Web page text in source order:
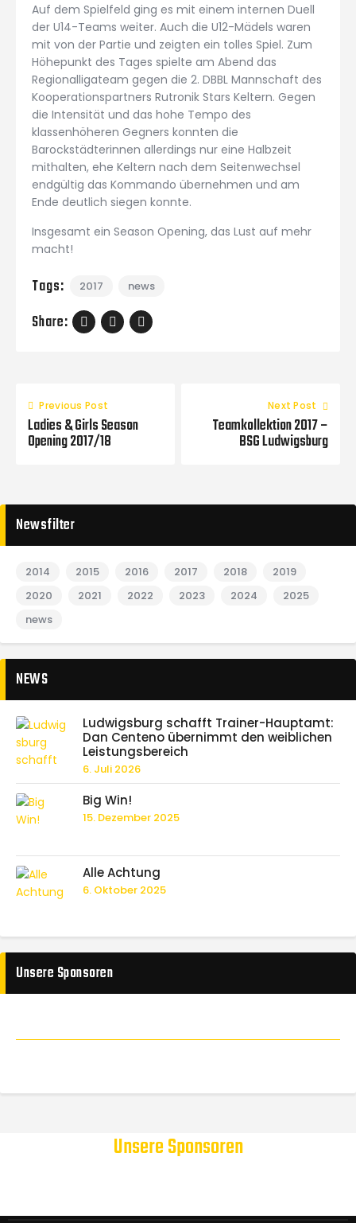
Auf dem Spielfeld ging es mit einem internen Duell
der U14-Teams weiter. Auch die U12-Mädels waren
mit von der Partie und zeigten ein tolles Spiel. Zum
Höhepunkt des Tages spielte am Abend das
Regionalligateam gegen die 2. DBBL Mannschaft des
Kooperationspartners Rutronik Stars Keltern. Gegen
die Intensität und das hohe Tempo des
klassenhöheren Gegners konnten die
Barockstädterinnen allerdings nur eine Halbzeit
mithalten, ehe Keltern nach dem Seitenwechsel
endgültig das Kommando übernehmen und am
Ende deutlich siegen konnte.
Insgesamt ein Season Opening, das Lust auf mehr
macht!
Tags: 2017 news
Share:
Previous Post
Ladies & Girls Season
Opening 2017/18
Next Post
Teamkollektion 2017 –
BSG Ludwigsburg
Newsfilter
2014 2015 2016 2017 2018
2019
2020
2021 2022 2023 2024
2025
news
NEWS
Ludwigsburg schafft Trainer-Hauptamt:
Dan Centeno übernimmt den weiblichen
Leistungsbereich
6. Juli 2026
Big Win!
15. Dezember 2025
Alle Achtung
6. Oktober 2025
Unsere Sponsoren
Unsere Sponsoren